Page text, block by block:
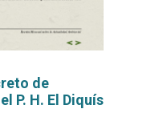
de
P. H. El Diquís